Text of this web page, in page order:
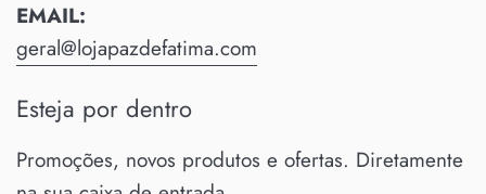
EMAIL:
geral@lojapazdefatima.com
Esteja por dentro
Promoções, novos produtos e ofertas. Diretamente